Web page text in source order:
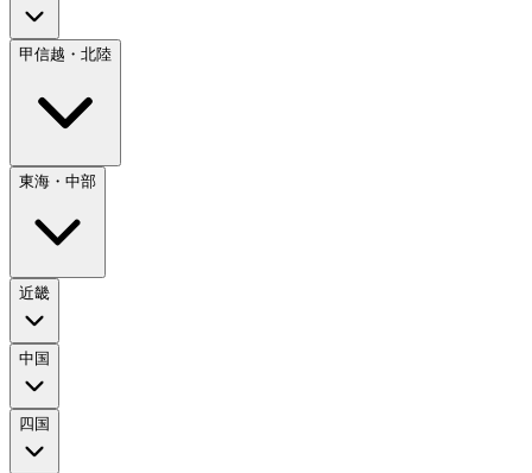
甲信越・北陸
東海・中部
近畿
中国
四国